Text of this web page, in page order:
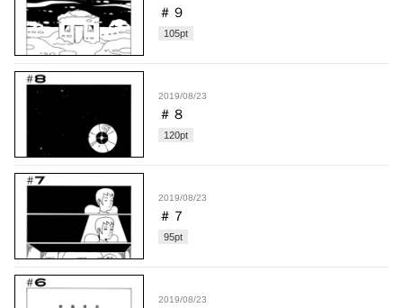
＃９
105pt
2019/08/23
＃８
120pt
2019/08/23
＃７
95pt
2019/08/23